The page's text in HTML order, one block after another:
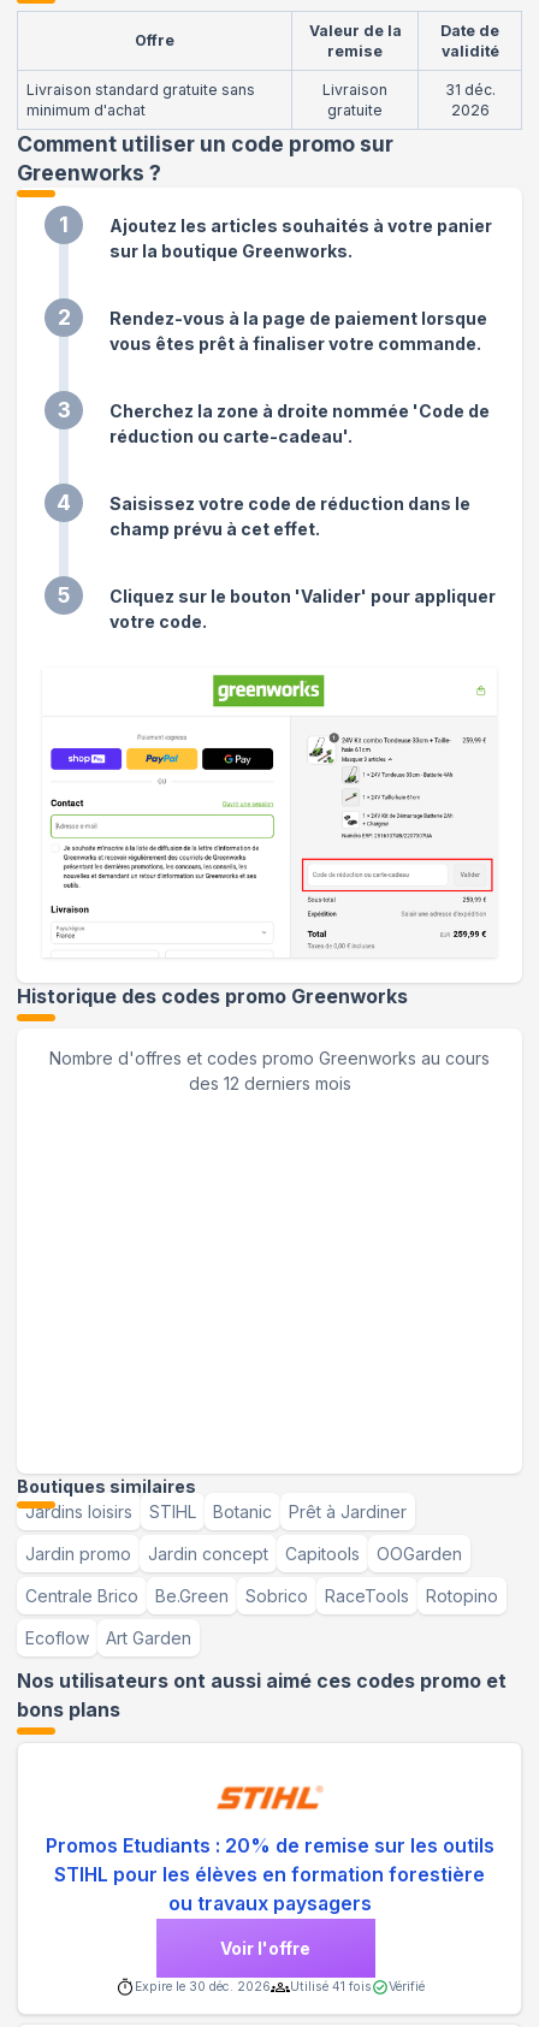
Offre
Valeur de la
remise
Date de
validité
Livraison standard gratuite sans
minimum d'achat
Livraison
gratuite
31 déc.
2026
Comment utiliser un code promo sur
Greenworks ?
1
Ajoutez les articles souhaités à votre panier
sur la boutique Greenworks.
2
Rendez-vous à la page de paiement lorsque
vous êtes prêt à finaliser votre commande.
3
Cherchez la zone à droite nommée 'Code de
réduction ou carte-cadeau'.
4
Saisissez votre code de réduction dans le
champ prévu à cet effet.
5
Cliquez sur le bouton 'Valider' pour appliquer
votre code.
Historique des codes promo Greenworks
Nombre d'offres et codes promo Greenworks au cours
des 12 derniers mois
Boutiques similaires
Jardins loisirs
STIHL Botanic Prêt à Jardiner
Jardin promo Jardin concept Capitools OOGarden
Centrale Brico Be.Green Sobrico RaceTools Rotopino
Ecoflow Art Garden
Nos utilisateurs ont aussi aimé ces codes promo et
bons plans
Promos Etudiants : 20% de remise sur les outils
STIHL pour les élèves en formation forestière
ou travaux paysagers
Voir l'offre
Expire le 30 déc. 2026 Utilisé 41 fois Vérifié